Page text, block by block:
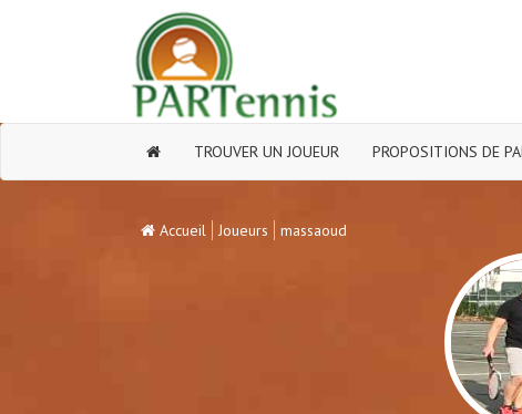
TROUVER UN JOUEUR PROPOSITIONS DE
Accueil Joueurs massaoud